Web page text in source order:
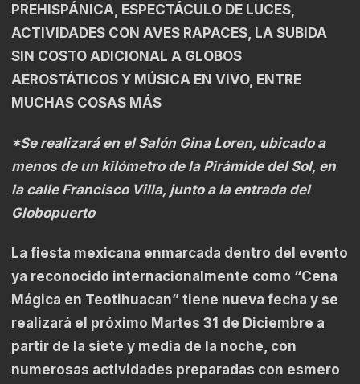
PREHISPÁNICA, ESPECTÁCULO DE LUCES,
ACTIVIDADES CON AVES RAPACES, LA SUBIDA
SIN COSTO ADICIONAL A GLOBOS
AEROSTÁTICOS Y MÚSICA EN VIVO, ENTRE
MUCHAS COSAS MÁS
*Se realizará en el Salón Gina Loren, ubicado a
menos de un kilómetro de la Pirámide del Sol, en
la calle Francisco Villa, junto a la entrada del
Globopuerto
La fiesta mexicana enmarcada dentro del evento
ya reconocido internacionalmente como “Cena
Mágica en Teotihuacan” tiene nueva fecha y se
realizará el próximo Martes 31 de Diciembre a
partir de la siete y media de la noche, con
numerosas actividades preparadas con esmero